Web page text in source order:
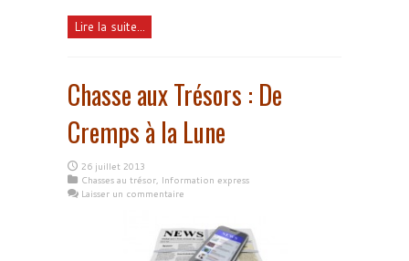
Lire la suite...
Chasse aux Trésors : De
Cremps à la Lune
26 juillet 2013
Chasses au trésor, Information express
Laisser un commentaire